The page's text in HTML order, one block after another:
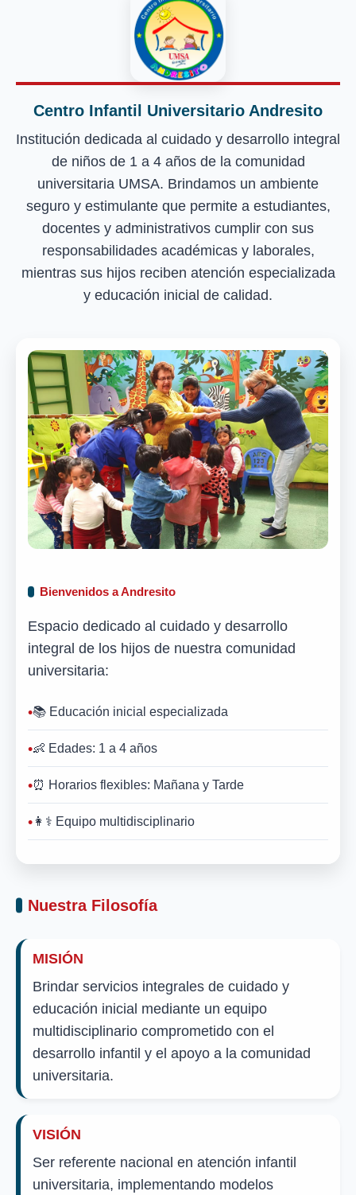
Centro Infantil Universitario Andresito
Institución dedicada al cuidado y desarrollo integral
de niños de 1 a 4 años de la comunidad
universitaria UMSA. Brindamos un ambiente
seguro y estimulante que permite a estudiantes,
docentes y administrativos cumplir con sus
responsabilidades académicas y laborales,
mientras sus hijos reciben atención especializada
y educación inicial de calidad.
Bienvenidos a Andresito
Espacio dedicado al cuidado y desarrollo
integral de los hijos de nuestra comunidad
universitaria:
📚 Educación inicial especializada
👶 Edades: 1 a 4 años
⏰ Horarios flexibles: Mañana y Tarde
👩⚕️ Equipo multidisciplinario
Nuestra Filosofía
MISIÓN
Brindar servicios integrales de cuidado y
educación inicial mediante un equipo
multidisciplinario comprometido con el
desarrollo infantil y el apoyo a la comunidad
universitaria.
VISIÓN
Ser referente nacional en atención infantil
universitaria, implementando modelos